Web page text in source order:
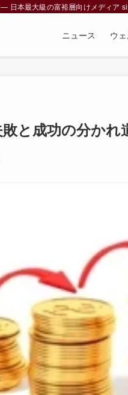
日本最大級の富裕層向けメディア
ニュース ウ
と成功の分かれ